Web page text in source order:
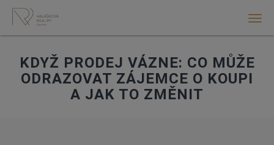
KDYŽ PRODEJ VÁZNE: CO MŮŽE
ODRAZOVAT ZÁJEMCE O KOUPI
A JAK TO ZMĚNIT